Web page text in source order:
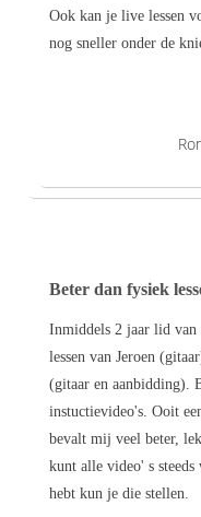
Ook kan je live lessen
nog sneller onder de
Beter dan fysiek
Inmiddels 2 jaar lid van
lessen van Jeroen
(gitaar en aanbidding).
instuctievideo's. Ooit
bevalt mij veel beter,
kunt alle video' s
hebt kun je die stellen.